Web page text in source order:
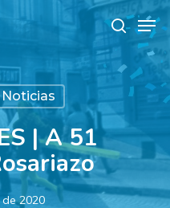
search
Noticias
| A 51
2020